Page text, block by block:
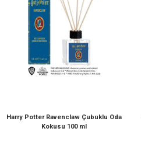
Harry Potter Ravenclaw Çubuklu Oda
Kokusu 100 ml